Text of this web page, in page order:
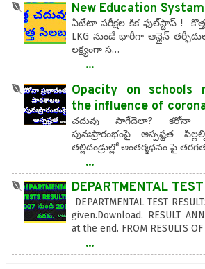
New Education
ఏటేటా పరీక్షల కిక ఫుల్‌స్టాప్ !
LKG నుండే భారీగా ఆన్లైన్
లక్ష్యంగా స…
...
Opacity on schools
the influence of
చదువు సాగేదెలా? కరోనా
పునఃప్రారంభంపై అస్పష్టత
తల్లిదండ్రుల్లో అంతర్మథనం పై
...
DEPARTMENTAL
DEPARTMENTAL TEST
given.Download. RESULT
at the end. FROM RESULTS
...